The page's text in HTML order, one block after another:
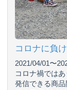
コロナに負
2021/04/01〜
コロナ禍では
発信できる商品